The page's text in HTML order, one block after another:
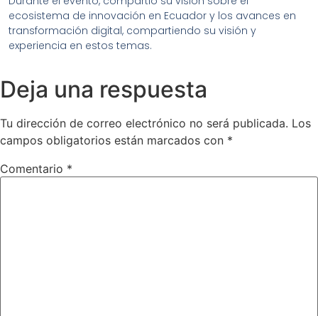
ecosistema de innovación en Ecuador y los avances en
transformación digital, compartiendo su visión y
experiencia en estos temas.
Deja una respuesta
Tu dirección de correo electrónico no será publicada. Los
campos obligatorios están marcados con *
Comentario *